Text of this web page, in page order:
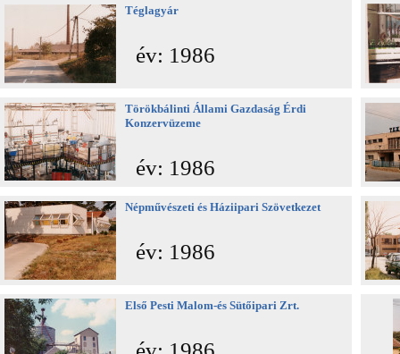
Téglagyár
év: 1986
Törökbálinti Állami Gazdaság Érdi
Konzervüzeme
év: 1986
Népművészeti és Háziipari Szövetkezet
év: 1986
Első Pesti Malom-és Sütőipari Zrt.